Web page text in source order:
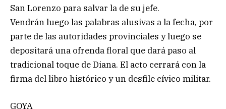
San Lorenzo para salvar la de su jefe.
Vendrán luego las palabras alusivas a la fecha, por
parte de las autoridades provinciales y luego se
depositará una ofrenda floral que dará paso al
tradicional toque de Diana. El acto cerrará con la
firma del libro histórico y un desfile cívico militar.
GOYA